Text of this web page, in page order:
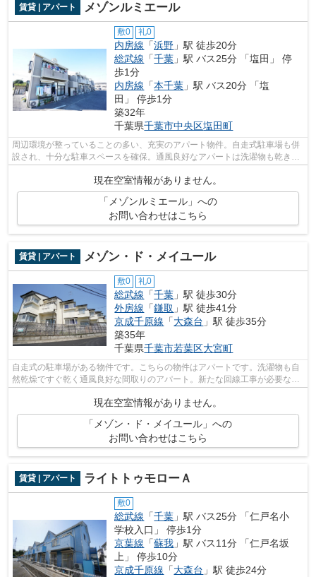
賃貸 | アパート メゾンルミエール
敷0 礼0
内房線 「浜野 」駅 徒歩20分
総武線 「千葉 」駅 バス25分 「塩田」 停
歩1分
内房線 「本千葉 」駅 バス20分 「塩
田」 停歩1分
築32年
千葉県千葉市中央区塩田町
周辺環境が整っていることの多い、充実のアパート物件。自走式駐車場も併
設され、十分な駐車スペースを確保。通風良好なアパートは洗濯物も乾きや
現在空室情報がありません。
「メゾンルミエール」への
お問い合わせはこちら
賃貸 | アパート メゾン・ド・メイユール
敷0 礼0
総武線 「千葉 」駅 徒歩30分
外房線 「鎌取 」駅 徒歩41分
京成千原線 「大森台 」駅 徒歩35分
築35年
千葉県千葉市若葉区大宮町
自走式の駐車場がある物件です。こちらの物件はアパートです。洗濯物も自
然乾燥ですぐ乾く通風良好な間取りのアパート。新たな回線工事が必要な
い、経済的なネット回線工事済み物件で...
現在空室情報がありません。
「メゾン・ド・メイユール」への
お問い合わせはこちら
賃貸 | アパート ライトトゥモローＡ
敷0
総武線 「千葉 」駅 バス25分 「仁戸名小
学校入口」 停歩1分
京葉線 「蘇我 」駅 バス11分 「仁戸名坂
上」 停歩10分
京成千原線 「大森台 」駅 徒歩24分